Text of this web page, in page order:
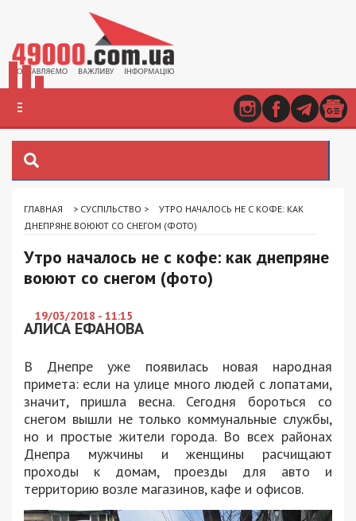
ГЛАВНАЯ > СУСПІЛЬСТВО >
УТРО НАЧАЛОСЬ НЕ С КОФЕ: КАК
ДНЕПРЯНЕ ВОЮЮТ СО СНЕГОМ (ФОТО)
Утро началось не с кофе: как днепряне
воюют со снегом (фото)
19/03/2018 - 11:15
АЛИСА ЕФАНОВА
В Днепре уже появилась новая народная
примета: если на улице много людей с лопатами,
значит, пришла весна. Сегодня бороться со
снегом вышли не только коммунальные службы,
но и простые жители города. Во всех районах
Днепра мужчины и женщины расчищают
проходы к домам, проезды для авто и
территорию возле магазинов, кафе и офисов.